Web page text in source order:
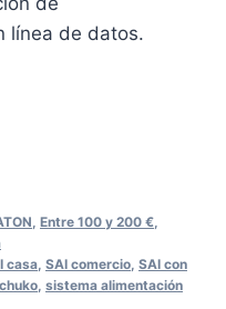
línea de datos.
Entre 100 y 200 €
casa SAI comercio SAI con
sistema alimentación